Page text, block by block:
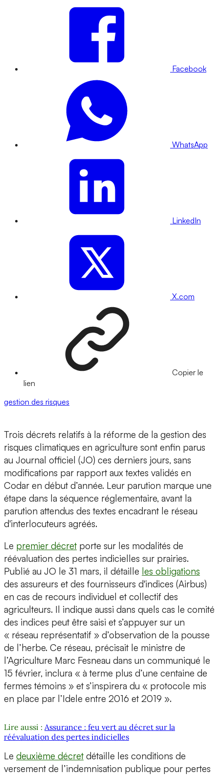
Facebook
WhatsApp
LinkedIn
X.com
Copier le
lien
gestion des risques
Trois décrets relatifs à la réforme de la gestion des
risques climatiques en agriculture sont enfin parus
au Journal officiel (JO) ces derniers jours, sans
modifications par rapport aux textes validés en
Codar en début d’année. Leur parution marque une
étape dans la séquence réglementaire, avant la
parution attendus des textes encadrant le réseau
d'interlocuteurs agréés.
Le premier décret porte sur les modalités de
réévaluation des pertes indicielles sur prairies.
Publié au JO le 31 mars, il détaille les obligations
des assureurs et des fournisseurs d'indices (Airbus)
en cas de recours individuel et collectif des
agriculteurs. Il indique aussi dans quels cas le comité
des indices peut être saisi et s’appuyer sur un
« réseau représentatif » d’observation de la pousse
de l’herbe. Ce réseau, précisait le ministre de
l’Agriculture Marc Fesneau dans un communiqué le
15 février, inclura « à terme plus d’une centaine de
fermes témoins » et s’inspirera du « protocole mis
en place par l’Idele entre 2016 et 2019 ».
Lire aussi : Assurance : feu vert au décret sur la
réévaluation des pertes indicielles
Le deuxième décret détaille les conditions de
versement de l’indemnisation publique pour pertes